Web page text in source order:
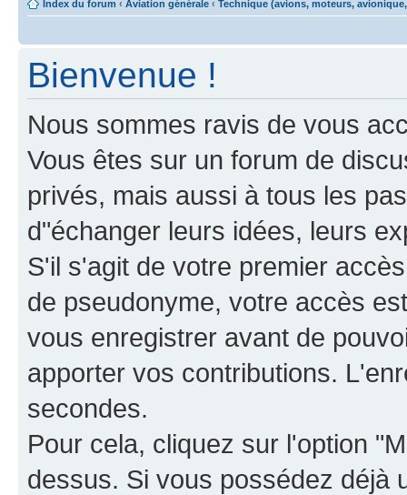
Index du forum ‹ Aviation générale ‹ Technique (avions, moteurs,
Bienvenue !
Nous sommes ravis de vous
Vous êtes sur un forum de
privés, mais aussi à tous les
d"échanger leurs idées, leurs
S'il s'agit de votre premier
de pseudonyme, votre accès
vous enregistrer avant de
apporter vos contributions.
secondes.
Pour cela, cliquez sur l'option
dessus. Si vous possédez déjà